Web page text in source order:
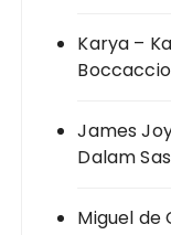
Karya –
Boccaccio
James
Dalam
Miguel de